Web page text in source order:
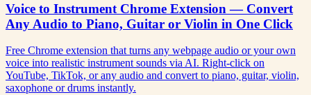
Voice to Instrument Chrome Extension — Convert
Any Audio to Piano, Guitar or Violin in One Click
Free Chrome extension that turns any webpage audio or your own
voice into realistic instrument sounds via AI. Right-click on
YouTube, TikTok, or any audio and convert to piano, guitar, violin,
saxophone or drums instantly.